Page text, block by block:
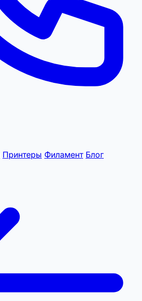
Принтеры Филамент Блог